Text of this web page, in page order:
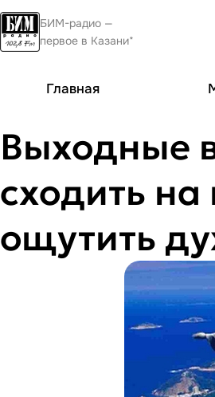
БИМ-радио —
первое в Казани*
Главная
Выходные
сходить
ощутить